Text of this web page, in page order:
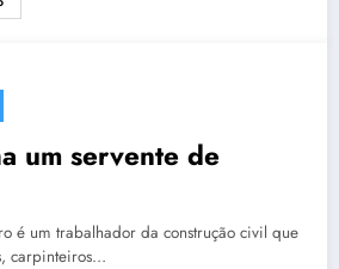
um servente de
é um trabalhador da construção civil que
carpinteiros…